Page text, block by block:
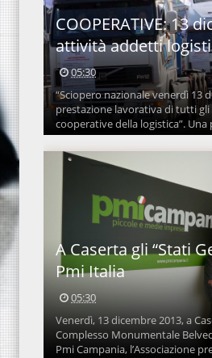
COOPERATIVE: 13
attività addetti
05:30
“Sciopero nazionale venerdì 13
prestazione lavorativa di tutti
cooperative della logistica”. Una
A Caserta gli “Stati
Pmi Italia
05:30
Venerdì, 13 dicembre 2013, a
Complesso Monumentale
Pmi Campania, l’Associazione